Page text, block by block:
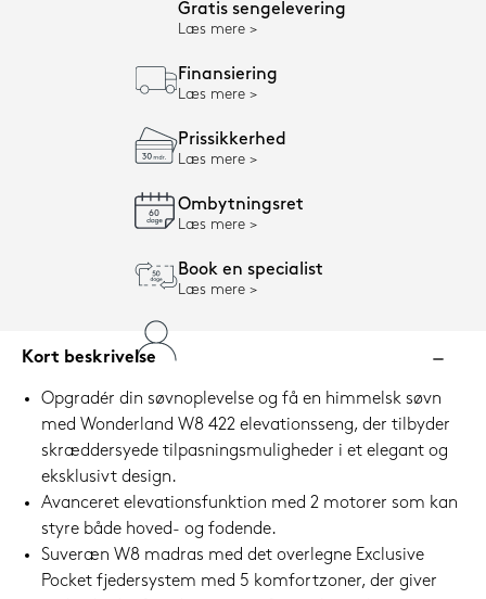
Gratis sengelevering
Læs mere
Finansiering
Læs mere
Prissikkerhed
Læs mere
Ombytningsret
Læs mere
Book en specialist
Læs mere
Kort beskrivelse
Opgradér din søvnoplevelse og få en himmelsk søvn
med Wonderland W8 422 elevationsseng, der tilbyder
skræddersyede tilpasningsmuligheder i et elegant og
eksklusivt design.
Avanceret elevationsfunktion med 2 motorer som kan
styre både hoved- og fodende.
Suveræn W8 madras med det overlegne Exclusive
Pocket fjedersystem med 5 komfortzoner, der giver